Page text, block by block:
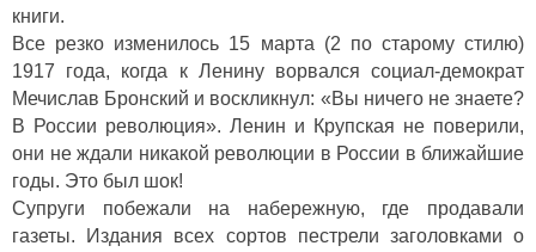
книги.
Все резко изменилось 15 марта (2 по старому стилю)
1917 года, когда к Ленину ворвался социал-демократ
Мечислав Бронский и воскликнул: «Вы ничего не знаете?
В России революция». Ленин и Крупская не поверили,
они не ждали никакой революции в России в ближайшие
годы. Это был шок!
Супруги побежали на набережную, где продавали
газеты. Издания всех сортов пестрели заголовками о